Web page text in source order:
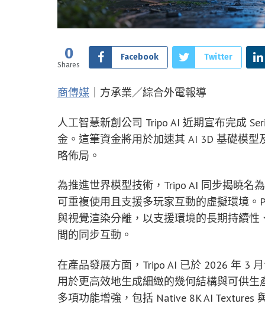
0
Shares
Facebook Twitter
商傳媒 ｜方承業／綜合外電報導
人工智慧新創公司 Tripo AI 近期宣布完成
金。這筆資金將用於加速其 AI 3D 基礎模
略佈局。
為推進世界模型技術，Tripo AI 同步揭曉名
可重複使用且支援多玩家互動的虛擬環境
與視覺渲染分離，以支援環境的長期持續
間的同步互動。
在產品發展方面，Tripo AI 已於 2026 年 3
用於更高效地生成細緻的幾何結構與可供
多項功能增強，包括 Native 8K AI Textures